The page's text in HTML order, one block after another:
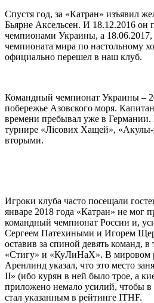
Спустя год, за «Катран» изъявил
Бьярне Аксельсен. И 18.12.2016 он
чемпионами Украины, а 18.06.2017,
чемпионата мира по настольному
официально перешел в наш клуб.
Командный чемпионат Украины –
побережье Азовского моря.
времени пребывал уже в Германии.
турнире «Лісових Хащей»,
вторыми.
Игроки клуба часто посещали
январе 2018 года «Катран» не мог
командный чемпионат России и,
Сергеем Патехиными и Игорем
оставив за спиной девять команд,
«Стигу» и «КуЛиНаХ». В мировом
Аренлинд указал, что это место
II» (ибо курян в ней было трое, а
приложено немало усилий, чтобы в
стал указанным в рейтинге ITHF.